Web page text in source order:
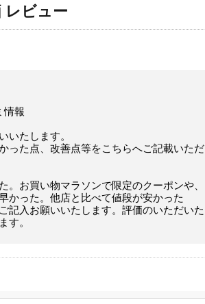
レビュー
情報
いたします。
った点、改善点等をこちらへご記載いただ
お買い物マラソンで限定のクーポンや、
かった。他店と比べて値段が安かった
記入お願いいたします。評価のいただいた
す。